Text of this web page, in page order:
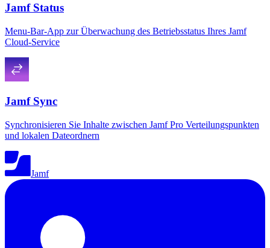
Jamf Status
Menu-Bar-App zur Überwachung des Betriebsstatus Ihres Jamf
Cloud-Service
Jamf Sync
Synchronisieren Sie Inhalte zwischen Jamf Pro Verteilungspunkten
und lokalen Dateordnern
Jamf